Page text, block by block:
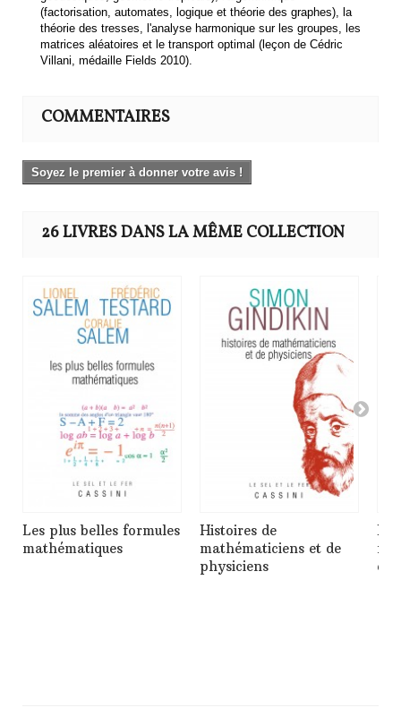
(factorisation, automates, logique et théorie des graphes), la
théorie des tresses, l'analyse harmonique sur les groupes, les
matrices aléatoires et le transport optimal (leçon de Cédric
Villani, médaille Fields 2010).
COMMENTAIRES
Soyez le premier à donner votre avis !
26 LIVRES DANS LA MÊME COLLECTION
Les plus belles formules
mathématiques
Histoires de
mathématiciens et de
physiciens
et